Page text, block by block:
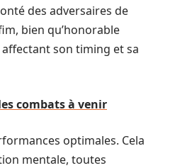
des adversaires de
bien qu’honorable
son timing et sa
combats à venir
optimales. Cela
mentale, toutes